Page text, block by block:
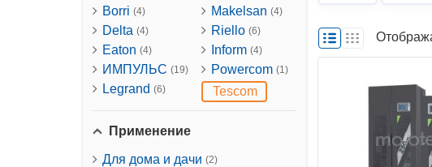
Borri (4)
Delta (4)
Eaton (4)
ИМПУЛЬС (19)
Legrand (6)
Makelsan (4)
Riello (6)
Inform (4)
Powercom (1)
Tescom
Применение
Для дома и дачи (2)